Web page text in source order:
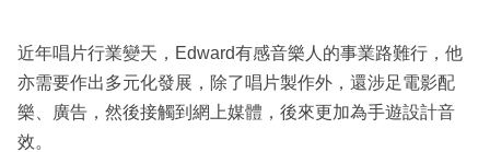
近年唱片行業變天，Edward有感音樂人的事業路難行，他
亦需要作出多元化發展，除了唱片製作外，還涉足電影配
樂、廣告，然後接觸到網上媒體，後來更加為手遊設計音
效。